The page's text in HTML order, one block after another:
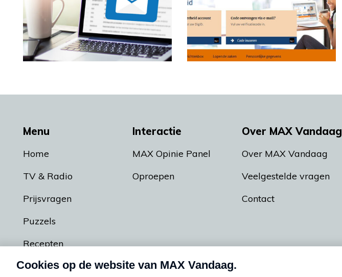
Menu
Home
TV & Radio
Prijsvragen
Puzzels
Recepten
Podcasts
Interactie
MAX Opinie Panel
Oproepen
Over MAX Vandaag
Over MAX Vandaag
Veelgestelde vragen
Contact